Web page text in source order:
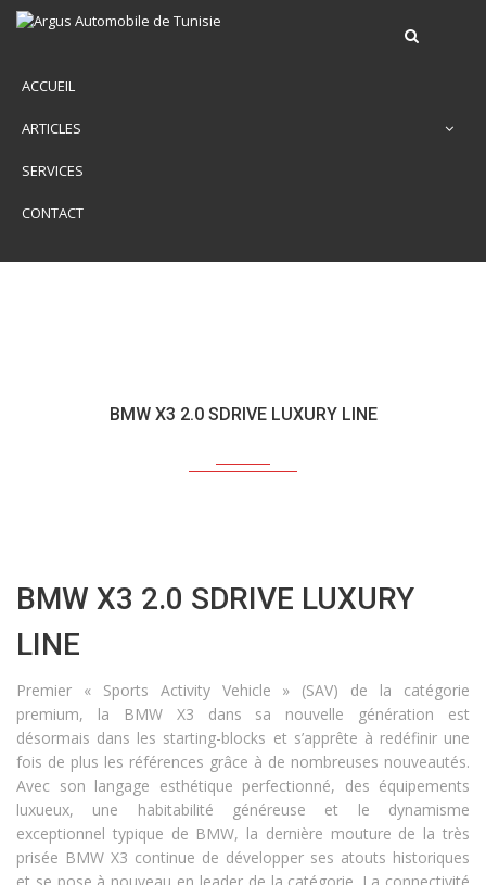
ACCUEIL
ARTICLES
SERVICES
CONTACT
BMW X3 2.0 SDRIVE LUXURY LINE
BMW X3 2.0 SDRIVE LUXURY
LINE
Premier « Sports Activity Vehicle » (SAV) de la catégorie
premium, la BMW X3 dans sa nouvelle génération est
désormais dans les starting-blocks et s’apprête à redéfinir une
fois de plus les références grâce à de nombreuses nouveautés.
Avec son langage esthétique perfectionné, des équipements
luxueux, une habitabilité généreuse et le dynamisme
exceptionnel typique de BMW, la dernière mouture de la très
prisée BMW X3 continue de développer ses atouts historiques